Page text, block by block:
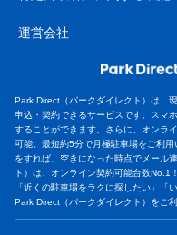
運営会社
Park Direct（パークダイレクト）は、
申込・契約できるサービスです。スマ
することができます。さらに、オンラ
可能。最短約5分で月極駐車場をご利用
をすれば、空きになった時点でメール
ト）は、オンライン契約可能台数No.1
「近くの駐車場をラクに探したい」「
Park Direct（パークダイレクト）をご利